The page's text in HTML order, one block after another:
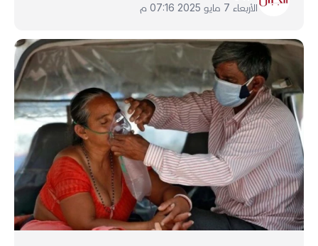
الأربعاء 7 مايو 2025 07:16 م